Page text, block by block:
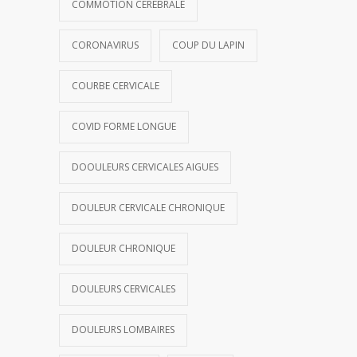
COMMOTION CÉRÉBRALE
CORONAVIRUS COUP DU LAPIN
COURBE CERVICALE
COVID FORME LONGUE
DOOULEURS CERVICALES AIGUES
DOULEUR CERVICALE CHRONIQUE
DOULEUR CHRONIQUE
DOULEURS CERVICALES
DOULEURS LOMBAIRES